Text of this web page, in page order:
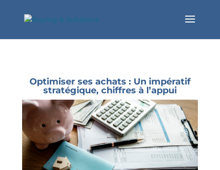
Optimiser ses achats : Un impératif
stratégique, chiffres à l’appui